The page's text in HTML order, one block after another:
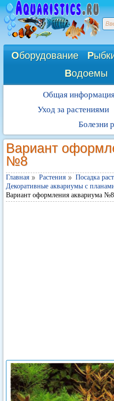
Оборудование Р
Водоемы
Общая
Уход за растениями
Болезни
Вариант
№8
Главная Растения
Посадка
Декоративные аквариумы с
Вариант оформления аквариума №8